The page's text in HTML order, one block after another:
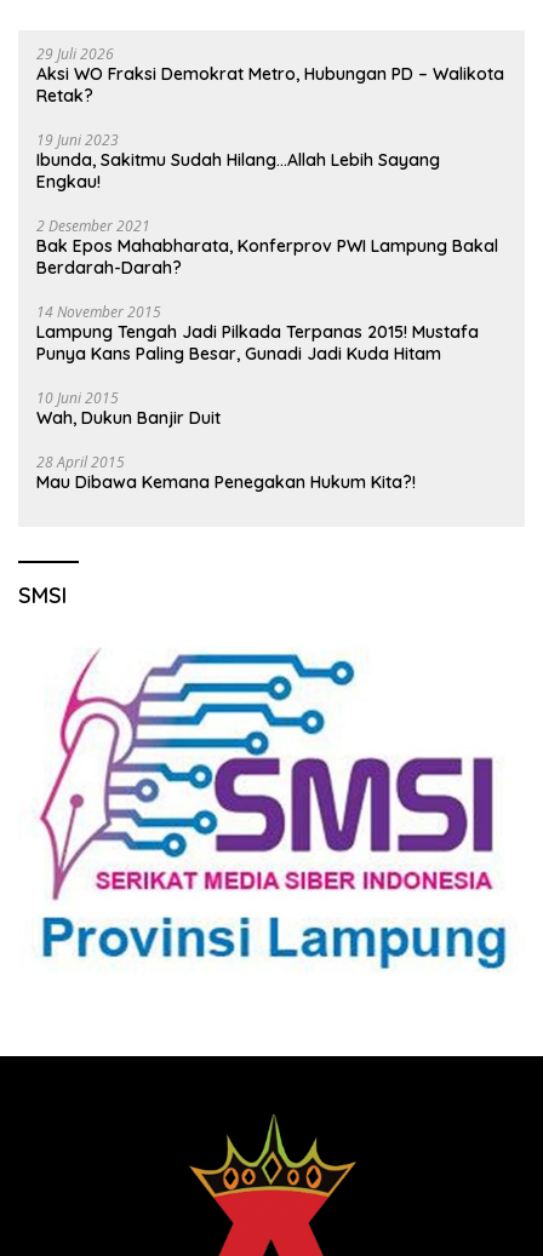
29 Juli 2026
Aksi WO Fraksi Demokrat Metro, Hubungan PD – Walikota
Retak?
19 Juni 2023
Ibunda, Sakitmu Sudah Hilang…Allah Lebih Sayang
Engkau!
2 Desember 2021
Bak Epos Mahabharata, Konferprov PWI Lampung Bakal
Berdarah-Darah?
14 November 2015
Lampung Tengah Jadi Pilkada Terpanas 2015! Mustafa
Punya Kans Paling Besar, Gunadi Jadi Kuda Hitam
10 Juni 2015
Wah, Dukun Banjir Duit
28 April 2015
Mau Dibawa Kemana Penegakan Hukum Kita?!
SMSI